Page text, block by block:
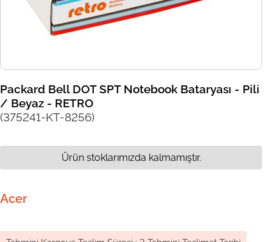
Packard Bell DOT SPT Notebook Bataryası - Pili
/ Beyaz - RETRO
(375241-KT-8256)
Acer
Ürün stoklarımızda kalmamıştır.